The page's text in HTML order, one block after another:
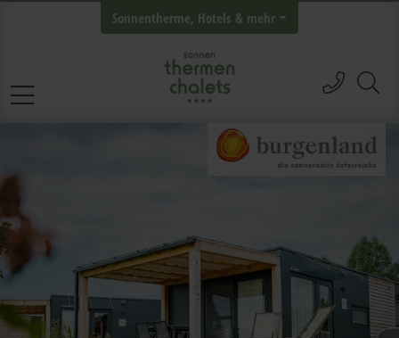
Sonnentherme, Hotels & mehr
anrufen